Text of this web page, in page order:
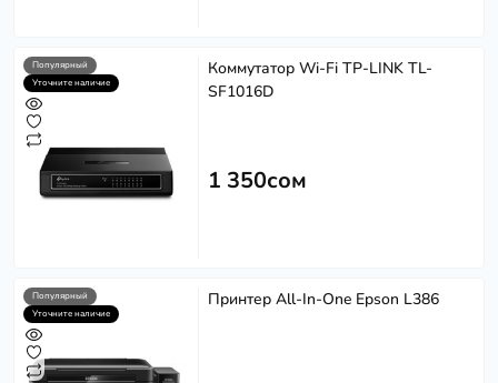
Популярный
Уточните наличие
Коммутатор Wi-Fi TP-LINK TL-
SF1016D
1 350сом
Популярный
Уточните наличие
Принтер All-In-One Epson L386